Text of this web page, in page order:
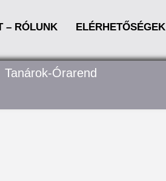
– RÓLUNK ELÉRHETŐSÉGEK
Tanárok-Órarend